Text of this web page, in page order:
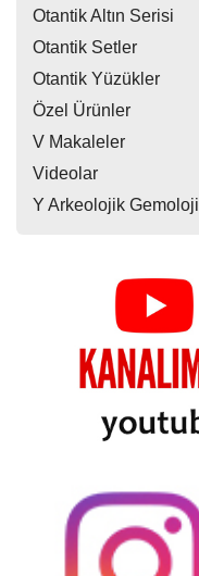
Otantik Altın Serisi
Otantik Setler
Otantik Yüzükler
Özel Ürünler
V Makaleler
Videolar
Y Arkeolojik Gemoloji